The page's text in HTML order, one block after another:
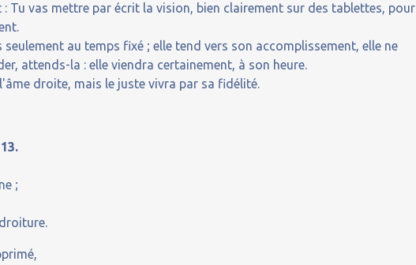
Tu vas mettre par écrit la vision, bien clairement sur des tablettes, pour
au temps fixé ; elle tend vers son accomplissement, elle ne
attends-la : elle viendra certainement, à son heure.
droite, mais le juste vivra par sa fidélité.
;